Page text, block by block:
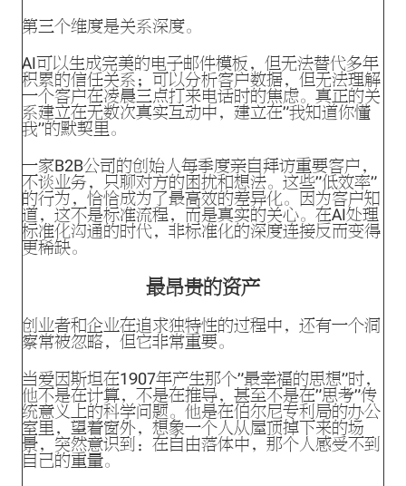
第三个维度是关系深度。
AI可以生成完美的电子邮件模板，但无法替代多年
积累的信任关系；可以分析客户数据，但无法理解
一个客户在凌晨三点打来电话时的焦虑。真正的关
系建立在无数次真实互动中，建立在”我知道你懂
我”的默契里。
一家B2B公司的创始人每季度亲自拜访重要客户，
不谈业务，只聊对方的困扰和想法。这些”低效率”
的行为，恰恰成为了最高效的差异化。因为客户知
道，这不是标准流程，而是真实的关心。在AI处理
标准化沟通的时代，非标准化的深度连接反而变得
更稀缺。
最昂贵的资产
创业者和企业在追求独特性的过程中，还有一个洞
察常被忽略，但它非常重要。
当爱因斯坦在1907年产生那个”最幸福的思想”时，
他不是在计算，不是在推导，甚至不是在”思考”传
统意义上的科学问题。他是在伯尔尼专利局的办公
室里，望着窗外，想象一个人从屋顶掉下来的场
景，突然意识到：在自由落体中，那个人感受不到
自己的重量。